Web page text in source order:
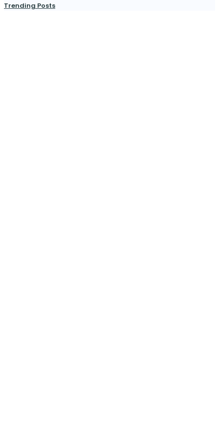
Trending Posts